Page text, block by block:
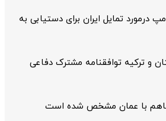
درمورد تمایل ایران برای دستیابی به
و ترکیه توافقنامه مشترک دفاعی
با عمان مشخص شده است